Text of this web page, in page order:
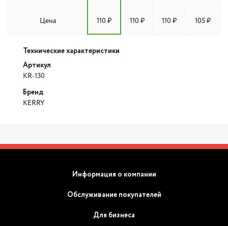
Цена 110 ₽ 110 ₽ 110 ₽ 105 ₽
Технические характеристики
Артикул
KR-130
Бренд
KERRY
Информация о компании
Обслуживание покупателей
Для бизнеса